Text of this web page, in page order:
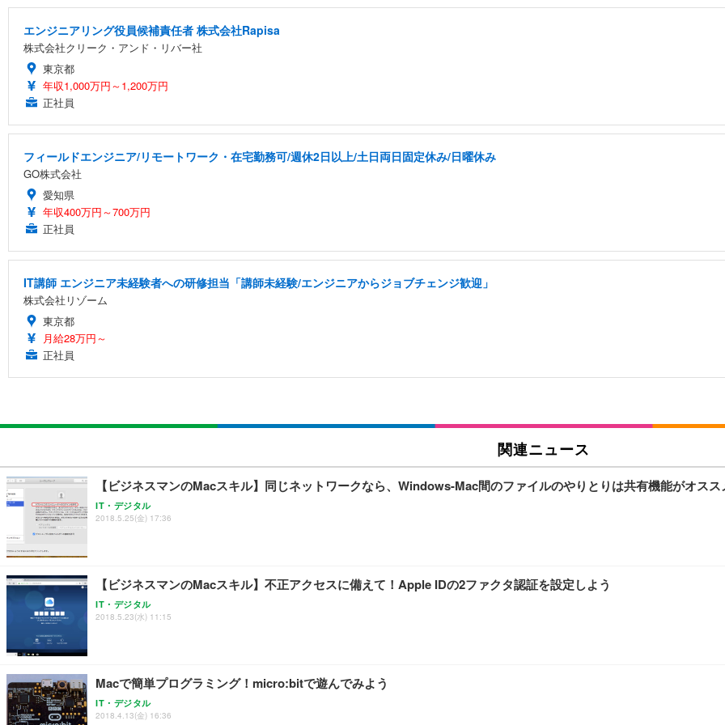
エンジニアリング役員候補責任者 株式会社Rapisa
株式会社クリーク・アンド・リバー社
東京都
年収1,000万円～1,200万円
正社員
フィールドエンジニア/リモートワーク・在宅勤務可/週休2日以上/土日両日固定休み/日曜休み
GO株式会社
愛知県
年収400万円～700万円
正社員
IT講師 エンジニア未経験者への研修担当「講師未経験/エンジニアからジョブチェンジ歓迎」
株式会社リゾーム
東京都
月給28万円～
正社員
関連ニュース
【ビジネスマンのMacスキル】同じネットワークなら、Windows-Mac間のファイルのやりとりは共有機能がオスス
IT・デジタル
2018.5.25(金) 17:36
【ビジネスマンのMacスキル】不正アクセスに備えて！Apple IDの2ファクタ認証を設定しよう
IT・デジタル
2018.5.23(水) 11:15
Macで簡単プログラミング！micro:bitで遊んでみよう
IT・デジタル
2018.4.13(金) 16:36